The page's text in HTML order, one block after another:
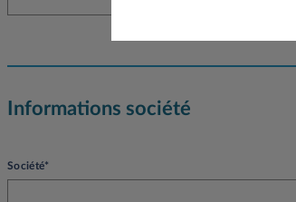
Informations société
Société*